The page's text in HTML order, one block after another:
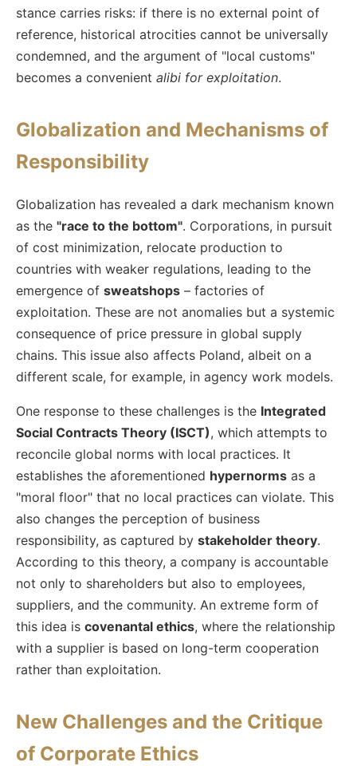
stance carries risks: if there is no external point of
reference, historical atrocities cannot be universally
condemned, and the argument of "local customs"
becomes a convenient alibi for exploitation.
Globalization and Mechanisms of
Responsibility
Globalization has revealed a dark mechanism known
as the "race to the bottom". Corporations, in pursuit
of cost minimization, relocate production to
countries with weaker regulations, leading to the
emergence of sweatshops – factories of
exploitation. These are not anomalies but a systemic
consequence of price pressure in global supply
chains. This issue also affects Poland, albeit on a
different scale, for example, in agency work models.
One response to these challenges is the Integrated
Social Contracts Theory (ISCT), which attempts to
reconcile global norms with local practices. It
establishes the aforementioned hypernorms as a
"moral floor" that no local practices can violate. This
also changes the perception of business
responsibility, as captured by stakeholder theory.
According to this theory, a company is accountable
not only to shareholders but also to employees,
suppliers, and the community. An extreme form of
this idea is covenantal ethics, where the relationship
with a supplier is based on long-term cooperation
rather than exploitation.
New Challenges and the Critique
of Corporate Ethics